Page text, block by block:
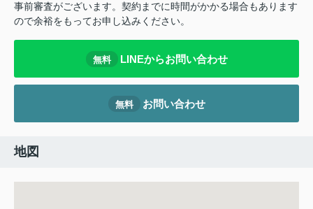
事前審査がございます。契約までに時間がかかる場合もあります
ので余裕をもってお申し込みください。
無料 LINEからお問い合わせ
無料 お問い合わせ
地図